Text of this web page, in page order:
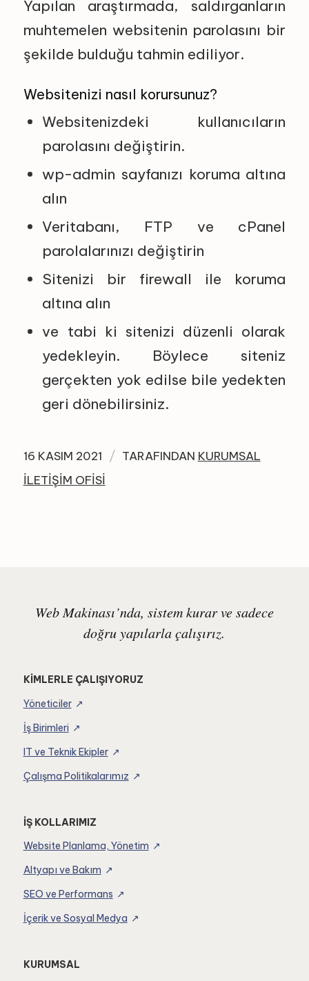
Yapılan araştırmada, saldırganların
muhtemelen websitenin parolasını bir
şekilde bulduğu tahmin ediliyor.
Websitenizi nasıl korursunuz?
Websitenizdeki kullanıcıların
parolasını değiştirin.
wp-admin sayfanızı koruma altına
alın
Veritabanı, FTP ve cPanel
parolalarınızı değiştirin
Sitenizi bir firewall ile koruma
altına alın
ve tabi ki sitenizi düzenli olarak
yedekleyin. Böylece siteniz
gerçekten yok edilse bile yedekten
geri dönebilirsiniz.
16 KASIM 2021 / TARAFINDAN KURUMSAL
İLETIŞIM OFISI
Web Makinası’nda, sistem kurar ve sadece
doğru yapılarla çalışırız.
KİMLERLE ÇALIŞIYORUZ
Yöneticiler
İş Birimleri
IT ve Teknik Ekipler
Çalışma Politikalarımız
İŞ KOLLARIMIZ
Website Planlama, Yönetim
Altyapı ve Bakım
SEO ve Performans
İçerik ve Sosyal Medya
KURUMSAL